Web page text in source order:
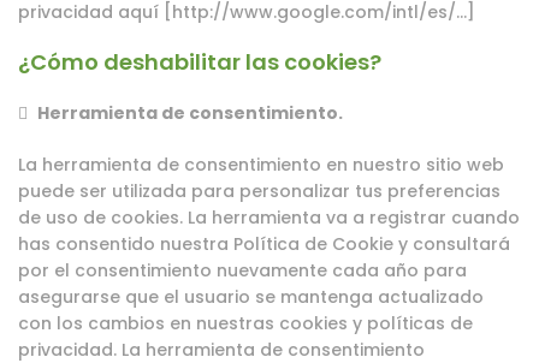
privacidad aquí [ http://www.google.com/intl/es/…
¿Cómo deshabilitar las cookies?
 Herramienta de consentimiento.
La herramienta de consentimiento en nuestro sitio web
puede ser utilizada para personalizar tus preferencias
de uso de cookies. La herramienta va a registrar cuando
has consentido nuestra Política de Cookie y consultará
por el consentimiento nuevamente cada año para
asegurarse que el usuario se mantenga actualizado
con los cambios en nuestras cookies y políticas de
privacidad. La herramienta de consentimiento